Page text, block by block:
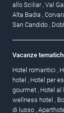
allo Sciliar , Val
Alta Badia ,
San Candido ,
Vacanze
Hotel romantici ,
hotel , Hotel per
gourmet , Hotel al
wellness hotel ,
di lusso ,